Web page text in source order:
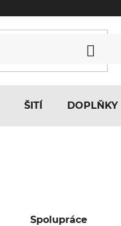
ŠITÍ DOPLŇKY
Spolupráce